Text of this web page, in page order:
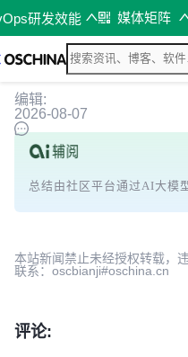
研发效能 媒体矩阵
编辑:
2026-08-07
总结由社区平台通过AI大模
本站新闻禁止未经授权转载，
联系：oscbianji#oschina.cn
评论: